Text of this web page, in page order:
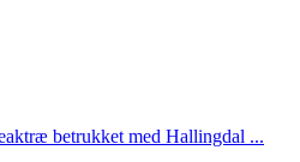
betrukket med Hallingdal ...